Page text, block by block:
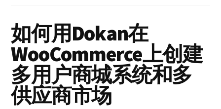
如何用Dokan在
WooCommerce上创建
多用户商城系统和多
供应商市场